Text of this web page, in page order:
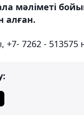
мәліметі
алған.
7262 - 513575